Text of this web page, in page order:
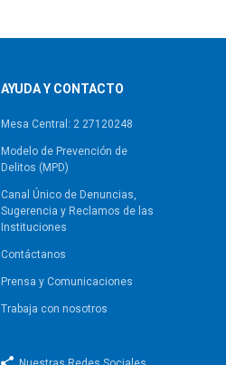
AYUDA Y CONTACTO
Mesa Central: 2 27120248
Modelo de Prevención de
Delitos (MPD)
Canal Único de Denuncias,
Sugerencia y Reclamos de las
Instituciones
Contáctanos
Prensa y Comunicaciones
Trabaja con nosotros